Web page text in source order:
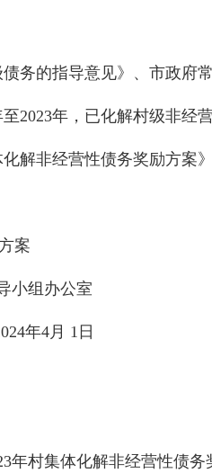
的指导意见》、市政府
2023年，已化解村级非
解非经营性债务奖励方案
案
小组办公室
日
年村集体化解非经营性债务